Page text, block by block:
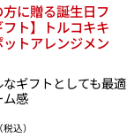
方に贈る誕生日フ
フト】トルコキキ
ットアレンジメン
ギフトとしても最適
ム感
込）